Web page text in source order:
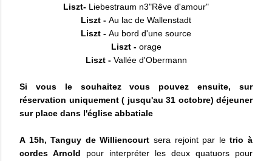
Liszt- Liebestraum n3"Rêve d'amour"
Liszt - Au lac de Wallenstadt
Liszt - Au bord d'une source
Liszt -orage
Liszt - Vallée d'Obermann
Si vous le souhaitez vous pouvez ensuite, sur
réservation uniquement ( jusqu'au 31 octobre) déjeuner
sur place dans l'église abbatiale
A 15h, Tanguy de Williencourt sera rejoint par letrio à
cordes Arnold pour interpréter les deux quatuors pour